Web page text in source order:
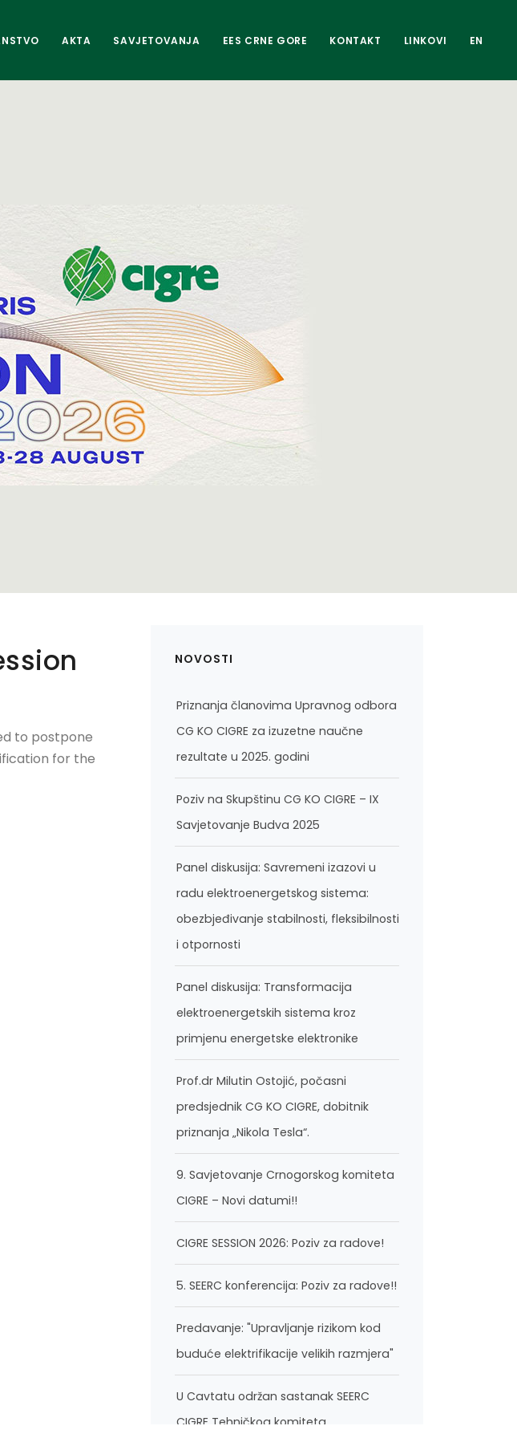
AKTA SAVJETOVANJA EES CRNE GORE KONTAKT LINKOVI EN
to postpone
for the
NOVOSTI
Priznanja članovima Upravnog odbora
CG KO CIGRE za izuzetne naučne
rezultate u 2025. godini
Poziv na Skupštinu CG KO CIGRE – IX
Savjetovanje Budva 2025
Panel diskusija: Savremeni izazovi u
radu elektroenergetskog sistema:
obezbjeđivanje stabilnosti, fleksibilnosti
i otpornosti
Panel diskusija: Transformacija
elektroenergetskih sistema kroz
primjenu energetske elektronike
Prof.dr Milutin Ostojić, počasni
predsjednik CG KO CIGRE, dobitnik
priznanja „Nikola Tesla“.
9. Savjetovanje Crnogorskog komiteta
CIGRE – Novi datumi!!
CIGRE SESSION 2026: Poziv za radove!
5. SEERC konferencija: Poziv za radove!!
Predavanje: "Upravljanje rizikom kod
buduće elektrifikacije velikih razmjera"
U Cavtatu održan sastanak SEERC
CIGRE Tehničkog komiteta